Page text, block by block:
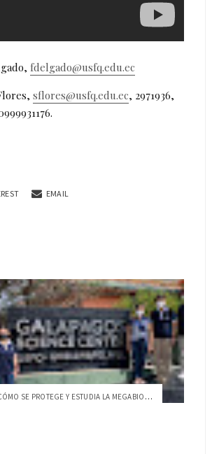
fdelgado@usfq.edu.ec
sflores@usfq.edu.ec, 2971936,
EMAIL
¿CÓMO SE PROTEGE Y ESTUDIA LA MEGABIODIV...